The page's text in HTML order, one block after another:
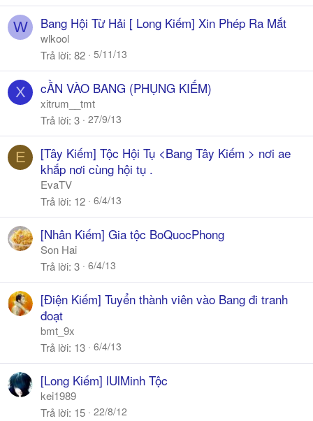
W Bang Hội Từ Hải [ Long Kiếm] Xin Phép Ra Mắt
wlkool
Trả lời 82 5/11/13
X cẦN VÀO BANG (PHỤNG KIẾM)
xitrum__tmt
Trả lời 3 27/9/13
E
[Tây Kiếm] Tộc Hội Tụ <Bang Tây Kiếm > nơi ae
khắp nơi cùng hội tụ .
EvaTV
Trả lời 12 6/4/13
[Nhân Kiếm] Gia tộc BoQuocPhong
Son Hai
Trả lời 3 6/4/13
[Điện Kiếm] Tuyển thành viên vào Bang đi tranh
đoạt
bmt_9x
Trả lời 13 6/4/13
[Long Kiếm] lUlMinh Tộc
kei1989
Trả lời 15 22/8/12